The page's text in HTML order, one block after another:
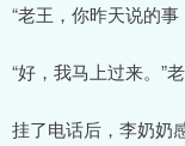
“老王，你昨天说的事
“好，我马上过来。”
挂了电话后，李奶奶